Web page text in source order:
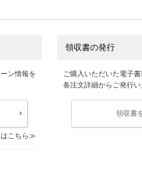
ン情報を
こちら
領収書の発行
ご購入いただいた電子
各注文詳細からご発行い
領収書